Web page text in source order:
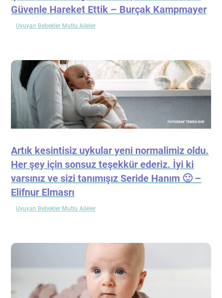
Güvenle Hareket Ettik – Burçak Kampmayer
Uyuyan Bebekler Mutlu Aileler
Artık kesintisiz uykular yeni normalimiz oldu.
Her şey için sonsuz teşekkür ederiz. İyi ki
varsınız ve sizi tanımışız Seride Hanım 🙂 –
Elifnur Elmasrı
Uyuyan Bebekler Mutlu Aileler